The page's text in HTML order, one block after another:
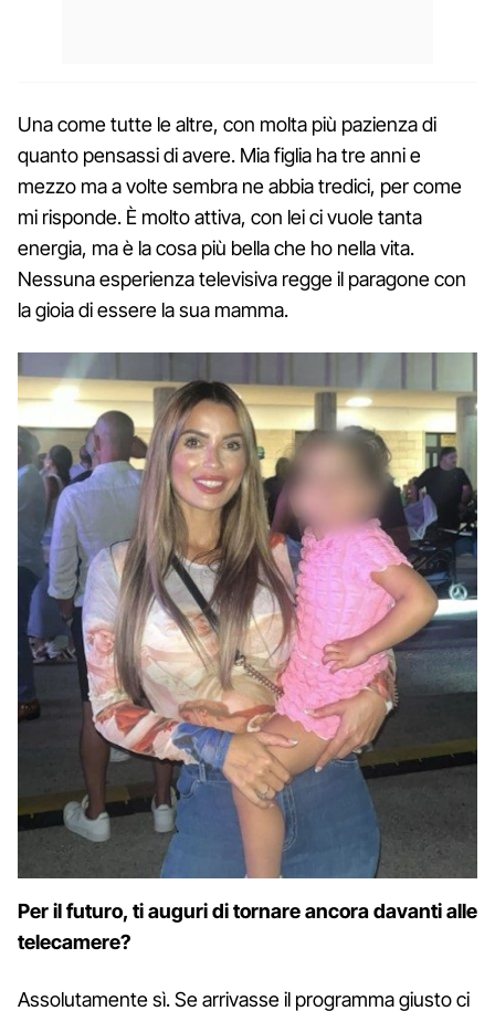
Una come tutte le altre, con molta più pazienza di
quanto pensassi di avere. Mia figlia ha tre anni e
mezzo ma a volte sembra ne abbia tredici, per come
mi risponde. È molto attiva, con lei ci vuole tanta
energia, ma è la cosa più bella che ho nella vita.
Nessuna esperienza televisiva regge il paragone con
la gioia di essere la sua mamma.
Per il futuro, ti auguri di tornare ancora davanti alle
telecamere?
Assolutamente sì. Se arrivasse il programma giusto ci